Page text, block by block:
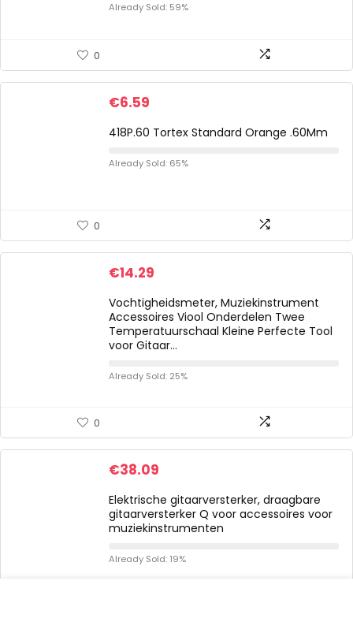
Already Sold: 59%
0
€6.59
418P.60 Tortex Standard Orange .60Mm
Already Sold: 65%
0
€14.29
Vochtigheidsmeter, Muziekinstrument
Accessoires Viool Onderdelen Twee
Temperatuurschaal Kleine Perfecte Tool
voor Gitaar…
Already Sold: 25%
0
€38.09
Elektrische gitaarversterker, draagbare
gitaarversterker Q voor accessoires voor
muziekinstrumenten
Already Sold: 19%